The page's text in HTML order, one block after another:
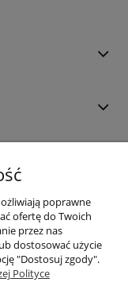
poprawne
ofertę do Twoich
przez nas
dostosować użycie
"Dostosuj zgody".
Polityce